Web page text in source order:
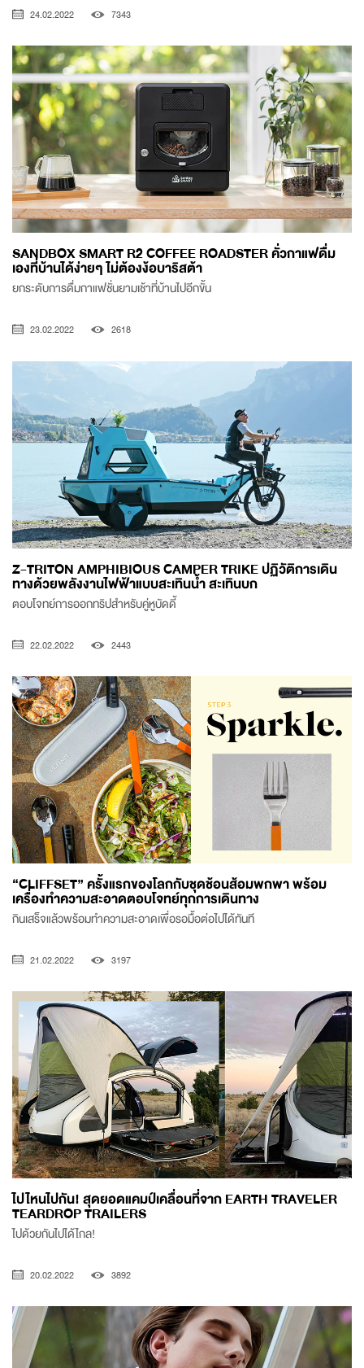
24.02.2022 7343
SANDBOX SMART R2 COFFEE ROADSTER คั่วกาแฟดื่ม
เองที่บ้านได้ง่ายๆ ไม่ต้องง้อบาริสต้า
ยกระดับการดื่มกาแฟชั่นยามเช้าที่บ้านไปอีกขั้น
23.02.2022 2618
Z-TRITON AMPHIBIOUS CAMPER TRIKE ปฏิวัติการเดิน
ทางด้วยพลังงานไฟฟ้าแบบสะเทินน้ำ สะเทินบก
ตอบโจทย์การออกทริปสำหรับคู่หูบัดดี้
22.02.2022 2443
“CLIFFSET” ครั้งแรกของโลกกับชุดช้อนส้อมพกพา พร้อม
เครื่องทำความสะอาดตอบโจทย์ทุกการเดินทาง
กินเสร็จแล้วพร้อมทำความสะอาดเพื่อรอมื้อต่อไปได้ทันที
21.02.2022 3197
ไปไหนไปกัน! สุดยอดแคมป์เคลื่อนที่จาก EARTH TRAVELER
TEARDROP TRAILERS
ไปด้วยกันไปได้ไกล!
20.02.2022 3892